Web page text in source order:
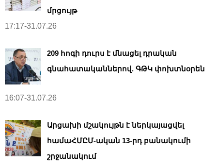
մրցույթ
17:17-31.07.26
209 հոգի դուրս է մնացել դրական
գնահատականներով. ԳԹԿ փոխտնօրեն
16:07-31.07.26
Արցախի մշակույթն է ներկայացվել
համաՀՄԸՄ-ական 13-րդ բանակումի
շրջանակում